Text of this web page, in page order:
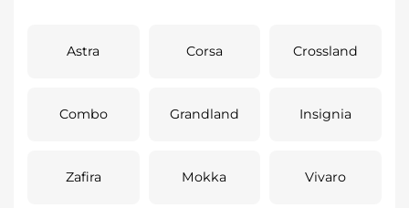
Astra Corsa Crossland
Combo Grandland Insignia
Zafira Mokka Vivaro